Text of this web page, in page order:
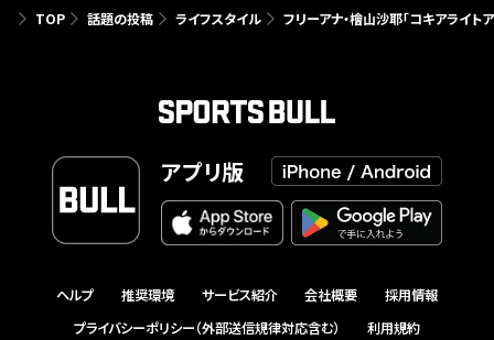
TOP 話題の投稿 ライフスタイル フリーアナ・檜山沙耶「コキアライト
アプリ版
ヘルプ 推奨環境 サービス紹介 会社概要
採用情報
プライバシーポリシー（外部送信規律対応含む）
利用規約